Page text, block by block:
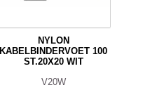
NYLON
KABELBINDERVOET 100
ST.20X20 WIT
V20W